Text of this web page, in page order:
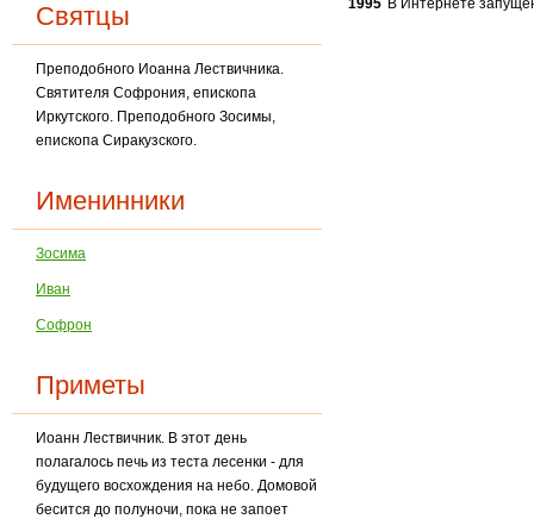
Святцы
Преподобного Иоанна Лествичника.
Святителя Софрония, епископа
Иркутского. Преподобного Зосимы,
епископа Сиракузского.
Именинники
Зосима
Иван
Софрон
Приметы
Иоанн Лествичник. В этот день
полагалось печь из теста лесенки - для
будущего восхождения на небо. Домовой
бесится до полуночи, пока не запоет
1995 В Интернете